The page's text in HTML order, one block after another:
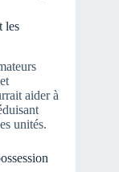
les
aider à
unités.